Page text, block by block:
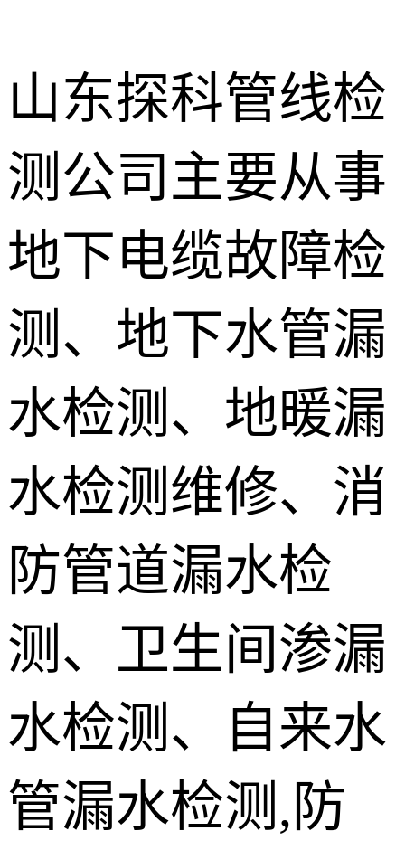
山东探科管线检
测公司主要从事
地下电缆故障检
测、地下水管漏
水检测、地暖漏
水检测维修、消
防管道漏水检
测、卫生间渗漏
水检测、自来水
管漏水检测,防
地下暗管漏
水检测
卫生间渗漏
水检测
地暖漏水检
测
壁挂炉维修
防水补漏
障检测
测漏水设备
训